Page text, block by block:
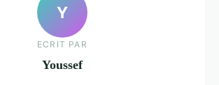
Y
ECRIT PAR
Youssef